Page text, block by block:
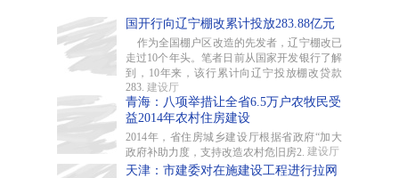
国开行向辽宁棚改累计投放283.88亿元
作为全国棚户区改造的先发者，辽宁棚改已
走过10个年头。笔者日前从国家开发银行了解
到，10年来，该行累计向辽宁投放棚改贷款
283. 建设厅
青海：八项举措让全省6.5万户农牧民受
益2014年农村住房建设
2014年，省住房城乡建设厅根据省政府“加大
政府补助力度，支持改造农村危旧房2. 建设厅
天津：市建委对在施建设工程进行拉网